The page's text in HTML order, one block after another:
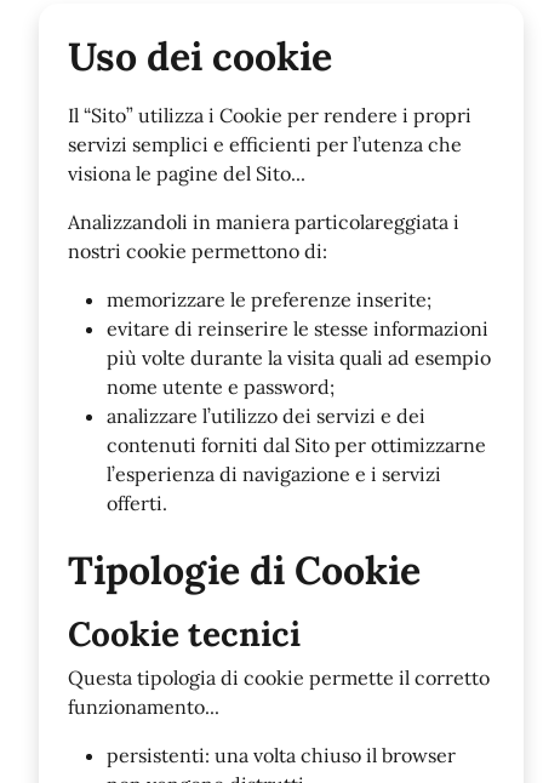
Uso dei cookie
Il “Sito” utilizza i Cookie per rendere i propri
servizi semplici e efficienti per l’utenza che
visiona le pagine del Sito...
Analizzandoli in maniera particolareggiata i
nostri cookie permettono di:
memorizzare le preferenze inserite;
evitare di reinserire le stesse informazioni
più volte durante la visita quali ad esempio
nome utente e password;
analizzare l’utilizzo dei servizi e dei
contenuti forniti dal Sito per ottimizzarne
l’esperienza di navigazione e i servizi
offerti.
Tipologie di Cookie
Cookie tecnici
Questa tipologia di cookie permette il corretto
funzionamento...
persistenti: una volta chiuso il browser